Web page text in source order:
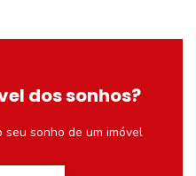
dos sonhos?
sonho de um imóvel